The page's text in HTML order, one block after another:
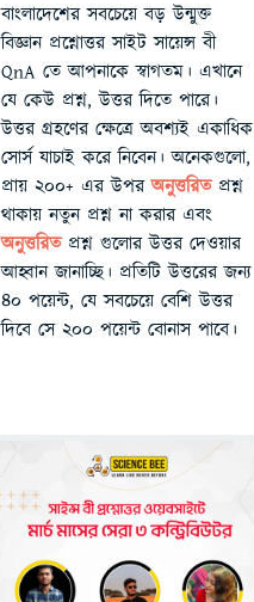
বাংলাদেশের সবচেয়ে বড় উন্মুক্ত
বিজ্ঞান প্রশ্নোত্তর সাইট সায়েন্স বী
QnA তে আপনাকে স্বাগতম। এখানে
যে কেউ প্রশ্ন, উত্তর দিতে পারে।
উত্তর গ্রহণের ক্ষেত্রে অবশ্যই একাধিক
সোর্স যাচাই করে নিবেন। অনেকগুলো,
প্রায় ২০০+ এর উপরঅনুত্তরিতপ্রশ্ন
থাকায় নতুন প্রশ্ন না করার এবং
অনুত্তরিত প্রশ্ন গুলোর উত্তর দেওয়ার
আহ্বান জানাচ্ছি। প্রতিটি উত্তরের জন্য
৪০ পয়েন্ট, যে সবচেয়ে বেশি উত্তর
দিবে সে ২০০ পয়েন্ট বোনাস পাবে।